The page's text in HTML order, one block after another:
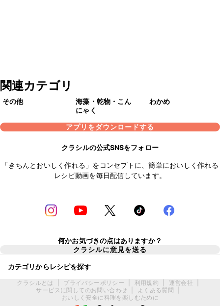
関連カテゴリ
その他
海藻・乾物・こん
にゃく
わかめ
アプリをダウンロードする
クラシルの公式SNSをフォロー
「きちんとおいしく作れる」をコンセプトに、簡単においしく作れる
レシピ動画を毎日配信しています。
何かお気づきの点はありますか？
クラシルに意見を送る
カテゴリからレシピを探す
クラシルとは プライバシーポリシー 利用規約 運営会社
サービスに関してのお問い合わせ
よくある質問
おいしく安全に料理を楽しむために